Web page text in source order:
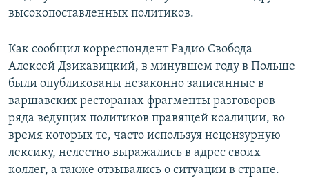
высокопоставленных политиков.
Как сообщил корреспондент Радио Свобода
Алексей Дзикавицкий, в минувшем году в Польше
были опубликованы незаконно записанные в
варшавских ресторанах фрагменты разговоров
ряда ведущих политиков правящей коалиции, во
время которых те, часто используя нецензурную
лексику, нелестно выражались в адрес своих
коллег, а также отзывались о ситуации в стране.